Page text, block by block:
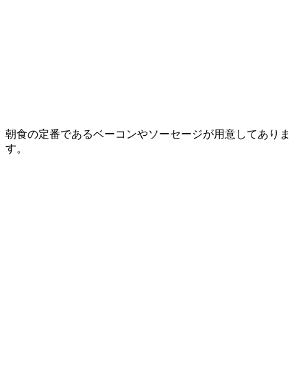
朝食の定番であるベーコンやソーセージが用意してありま
す。